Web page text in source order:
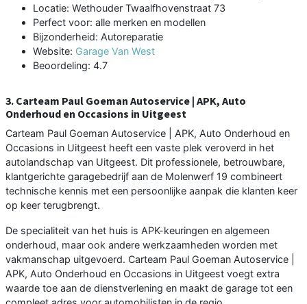
Locatie: Wethouder Twaalfhovenstraat 73
Perfect voor: alle merken en modellen
Bijzonderheid: Autoreparatie
Website: Garage Van West
Beoordeling: 4.7
3. Carteam Paul Goeman Autoservice | APK, Auto
Onderhoud en Occasions in Uitgeest
Carteam Paul Goeman Autoservice | APK, Auto Onderhoud en
Occasions in Uitgeest heeft een vaste plek veroverd in het
autolandschap van Uitgeest. Dit professionele, betrouwbare,
klantgerichte garagebedrijf aan de Molenwerf 19 combineert
technische kennis met een persoonlijke aanpak die klanten keer
op keer terugbrengt.
De specialiteit van het huis is APK-keuringen en algemeen
onderhoud, maar ook andere werkzaamheden worden met
vakmanschap uitgevoerd. Carteam Paul Goeman Autoservice |
APK, Auto Onderhoud en Occasions in Uitgeest voegt extra
waarde toe aan de dienstverlening en maakt de garage tot een